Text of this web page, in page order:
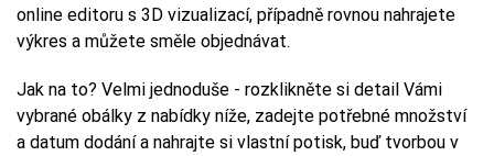
online editoru s 3D vizualizací, případně rovnou nahrajete
výkres a můžete směle objednávat.
Jak na to? Velmi jednoduše - rozklikněte si detail Vámi
vybrané obálky z nabídky níže, zadejte potřebné množství
a datum dodání a nahrajte si vlastní potisk, buď tvorbou v